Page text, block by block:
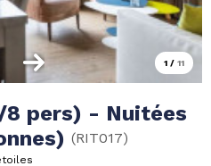
1 / 11
8 pers) - Nuitées
(RIT017)